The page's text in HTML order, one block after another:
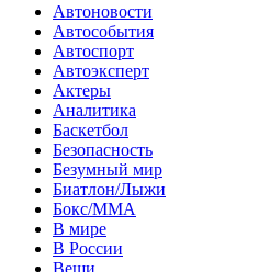
Автоновости
Автособытия
Автоспорт
Автоэксперт
Актеры
Аналитика
Баскетбол
Безопасность
Безумный мир
Биатлон/Лыжи
Бокс/MMA
В мире
В России
Вещи